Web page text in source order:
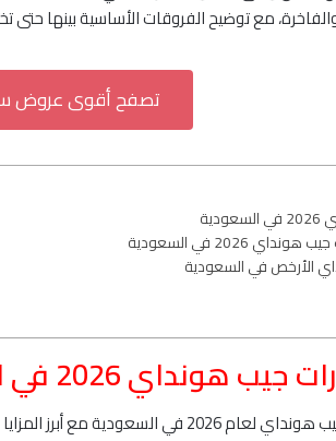
مع توضيح الفروقات الأساسية بينها حتى
تصفح أقوى عروض
في السعودية
الأرخص في السعودية
2026 في السعودية
لها والأسعار التقريبية: